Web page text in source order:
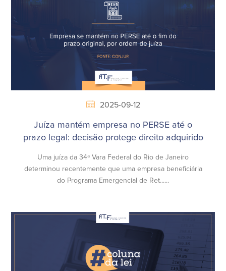
2025-09-12
Juíza mantém empresa no PERSE até o
prazo legal: decisão protege direito adquirido
Uma juíza da 34ª Vara Federal do Rio de Janeiro
determinou recentemente que uma empresa beneficiária
do Programa Emergencial de Ret......